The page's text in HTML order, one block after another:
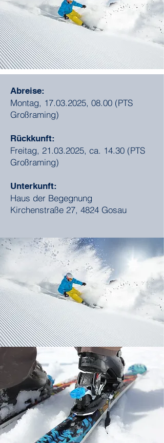
Abreise:
Montag, 17.03.2025, 08.00 (PTS
Großraming)
Rückkunft:
Freitag, 21.03.2025, ca. 14.30 (PTS
Großraming)
Unterkunft:
Haus der Begegnung
Kirchenstraße 27, 4824 Gosau